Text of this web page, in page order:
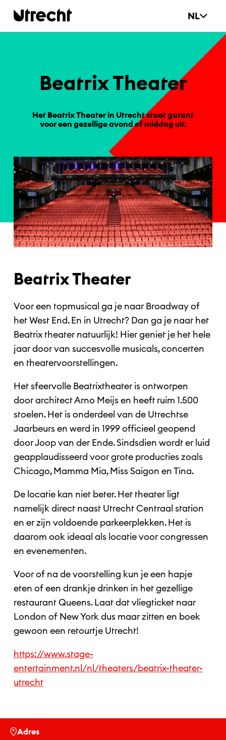
NL
Bea­trix Thea­ter
Het Beatrix Theater in Utrecht staat garant
voor een gezellige avond of middag uit.
Beatrix Theater
Voor een topmusical ga je naar Broadway of
het West End. En in Utrecht? Dan ga je naar het
Beatrix theater natuurlijk! Hier geniet je het hele
jaar door van succesvolle musicals, concerten
en theatervoorstellingen.
Het sfeervolle Beatrixtheater is ontworpen
door architect Arno Meijs en heeft ruim 1.500
stoelen. Het is onderdeel van de Utrechtse
Jaarbeurs en werd in 1999 officieel geopend
door Joop van der Ende. Sindsdien wordt er luid
geapplaudisseerd voor grote producties zoals
Chicago, Mamma Mia, Miss Saigon en Tina.
De locatie kan niet beter. Het theater ligt
namelijk direct naast Utrecht Centraal station
en er zijn voldoende parkeerplekken. Het is
daarom ook ideaal als locatie voor congressen
en evenementen.
Voor of na de voorstelling kun je een hapje
eten of een drankje drinken in het gezellige
restaurant Queens. Laat dat vliegticket naar
London of New York dus maar zitten en boek
gewoon een retourtje Utrecht!
https://www.stage-
entertainment.nl/nl/theaters/beatrix-theater-
utrecht
Adres